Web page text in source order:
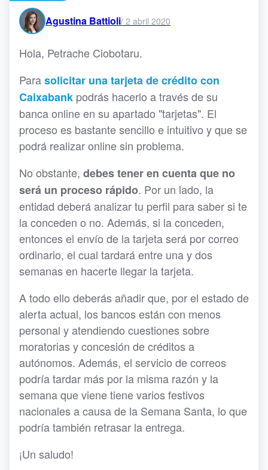
Agustina Battioli/ 2 abril 2020
Hola, Petrache Ciobotaru.
Parasolicitar una tarjeta de crédito con
Caixabank podrás hacerlo a través de su
banca online en su apartado "tarjetas". El
proceso es bastante sencillo e intuitivo y que se
podrá realizar online sin problema.
No obstante, debes tener en cuenta que no
será un proceso rápido. Por un lado, la
entidad deberá analizar tu perfil para saber si te
la conceden o no. Además, si la conceden,
entonces el envío de la tarjeta será por correo
ordinario, el cual tardará entre una y dos
semanas en hacerte llegar la tarjeta.
A todo ello deberás añadir que, por el estado de
alerta actual, los bancos están con menos
personal y atendiendo cuestiones sobre
moratorias y concesión de créditos a
autónomos. Además, el servicio de correos
podría tardar más por la misma razón y la
semana que viene tiene varios festivos
nacionales a causa de la Semana Santa, lo que
podría también retrasar la entrega.
¡Un saludo!